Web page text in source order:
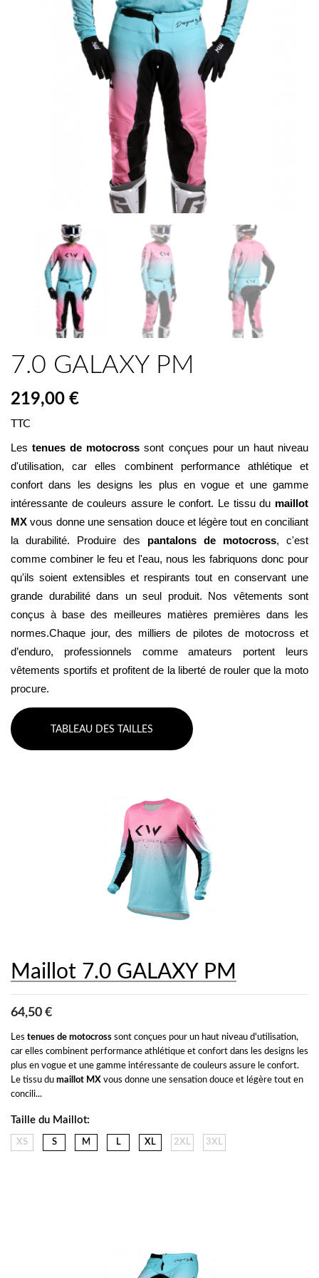
7.0 GALAXY PM
219,00 €
TTC
Les tenues de motocross sont conçues pour un haut niveau
d'utilisation, car elles combinent performance athlétique et
confort dans les designs les plus en vogue et une gamme
intéressante de couleurs assure le confort. Le tissu du maillot
MX vous donne une sensation douce et légère tout en conciliant
la durabilité. Produire des pantalons de motocross, c'est
comme combiner le feu et l'eau, nous les fabriquons donc pour
qu'ils soient extensibles et respirants tout en conservant une
grande durabilité dans un seul produit. Nos vêtements sont
conçus à base des meilleures matières premières dans les
normes.Chaque jour, des milliers de pilotes de motocross et
d’enduro, professionnels comme amateurs portent leurs
vêtements sportifs et profitent de la liberté de rouler que la moto
procure.
TABLEAU DES TAILLES
Maillot 7.0 GALAXY PM
64,50 €
Les tenues de motocross sont conçues pour un haut niveau d'utilisation,
car elles combinent performance athlétique et confort dans les designs les
plus en vogue et une gamme intéressante de couleurs assure le confort.
Le tissu du maillot MX vous donne une sensation douce et légère tout en
concili...
Taille du Maillot:
XS S M L XL 2XL 3XL